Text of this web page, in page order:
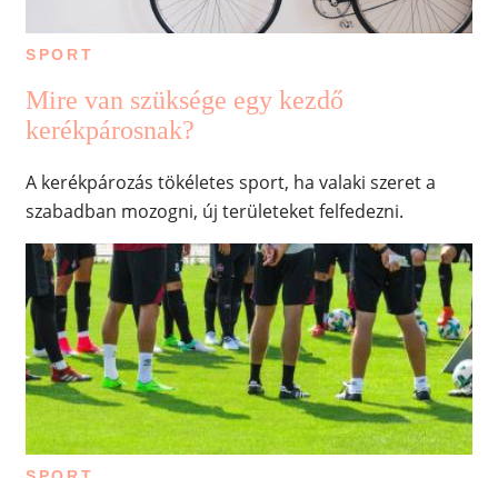
SPORT
Mire van szüksége egy kezdő
kerékpárosnak?
A kerékpározás tökéletes sport, ha valaki szeret a
szabadban mozogni, új területeket felfedezni.